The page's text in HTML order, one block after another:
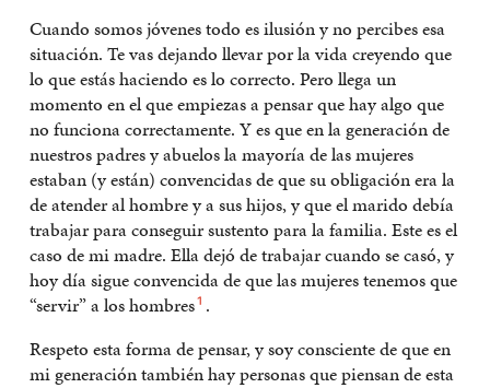
Cuando somos jóvenes todo es ilusión y no percibes esa
situación. Te vas dejando llevar por la vida creyendo que
lo que estás haciendo es lo correcto. Pero llega un
momento en el que empiezas a pensar que hay algo que
no funciona correctamente. Y es que en la generación de
nuestros padres y abuelos la mayoría de las mujeres
estaban (y están) convencidas de que su obligación era la
de atender al hombre y a sus hijos, y que el marido debía
trabajar para conseguir sustento para la familia. Este es el
caso de mi madre. Ella dejó de trabajar cuando se casó, y
hoy día sigue convencida de que las mujeres tenemos que
“servir” a los hombres1 .
Respeto esta forma de pensar, y soy consciente de que en
mi generación también hay personas que piensan de esta